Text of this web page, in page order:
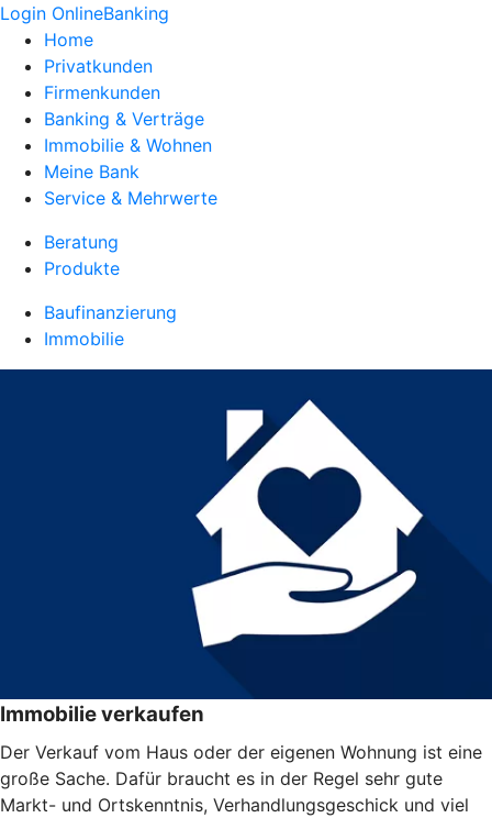
Login OnlineBanking
Home
Privatkunden
Firmenkunden
Banking & Verträge
Immobilie & Wohnen
Meine Bank
Service & Mehrwerte
Beratung
Produkte
Baufinanzierung
Immobilie
Immobilie verkaufen
Der Verkauf vom Haus oder der eigenen Wohnung ist eine
große Sache. Dafür braucht es in der Regel sehr gute
Markt- und Ortskenntnis, Verhandlungsgeschick und viel